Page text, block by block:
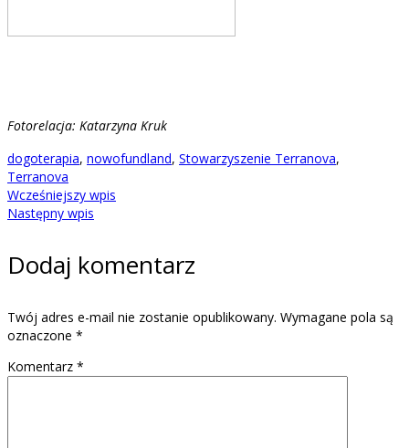
Fotorelacja: Katarzyna Kruk
dogoterapia, nowofundland, Stowarzyszenie Terranova,
Terranova
Wcześniejszy wpis
Następny wpis
Dodaj komentarz
Twój adres e-mail nie zostanie opublikowany. Wymagane pola są
oznaczone *
Komentarz *